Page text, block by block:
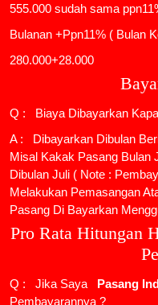
555.000 sudah sama
Bulanan +Ppn11% ( Bulan
280.000+28.000
Q : Biaya Dibayarkan
A : Dibayarkan Dibulan
Misal Kakak Pasang Bulan
Dibulan Juli ( Note :
Melakukan Pemasangan
Pasang Di Bayarkan
Pro Rata Hitungan
Q : Jika Saya Pasang
Pembayarannya ?